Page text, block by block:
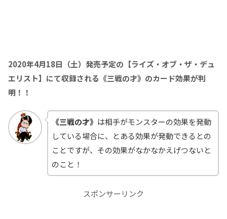
2020年4月18日（土）発売予定の【ライズ・オブ・ザ・デュ
エリスト】にて収録される《三戦の才》のカード効果が判
明！！
《三戦の才》 は相手がモンスターの効果を発動
している場合に、とある効果が発動できるとの
ことですが、その効果がなかなかえげつないと
のこと！
スポンサーリンク